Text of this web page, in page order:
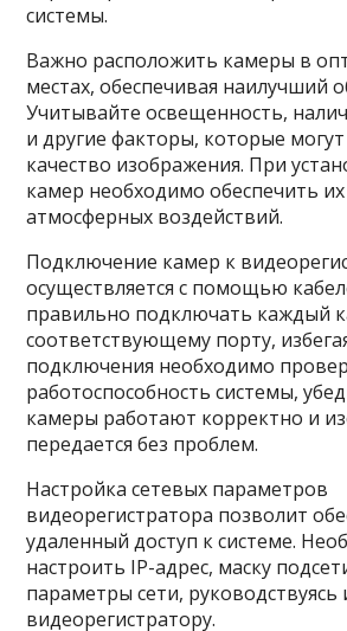
системы.
Важно расположить камеры в
местах, обеспечивая наилучший
Учитывайте освещенность,
и другие факторы, которые
качество изображения. При
камер необходимо обеспечить
атмосферных воздействий.
Подключение камер к
осуществляется с помощью
правильно подключать каждый
соответствующему порту,
подключения необходимо
работоспособность системы,
камеры работают корректно и
передается без проблем.
Настройка сетевых параметров
видеорегистратора позволит
удаленный доступ к системе.
настроить IP-адрес, маску
параметры сети, руководствуясь
видеорегистратору.